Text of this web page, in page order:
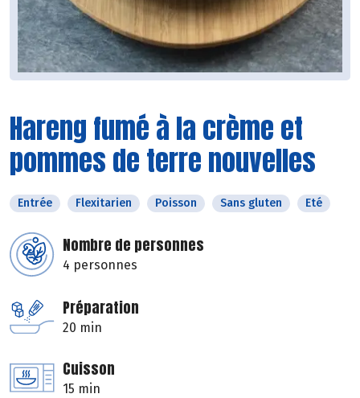
Hareng fumé à la crème et
pommes de terre nouvelles
Entrée Flexitarien Poisson Sans gluten Eté
Nombre de personnes
4 personnes
Préparation
20 min
Cuisson
15 min